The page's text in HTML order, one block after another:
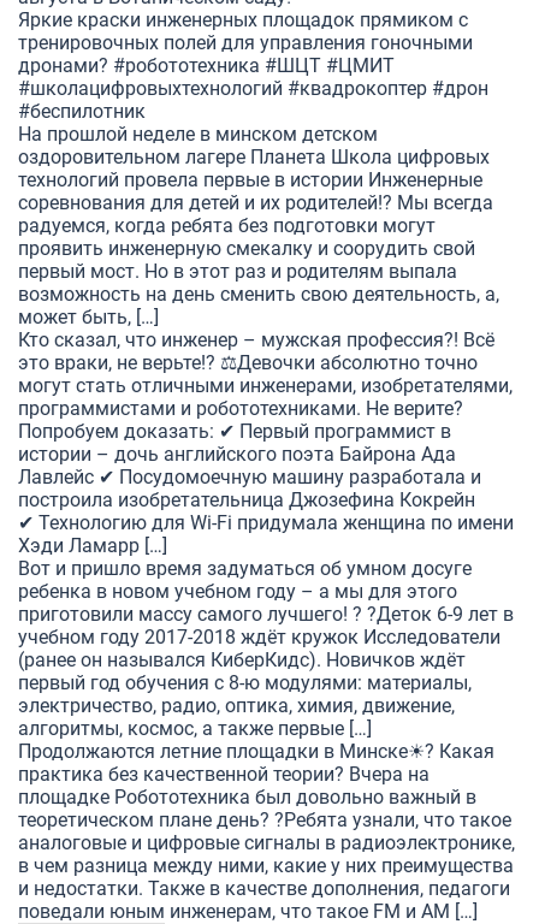
Яркие краски инженерных площадок прямиком с
тренировочных полей для управления гоночными
дронами? #робототехника #ШЦТ #ЦМИТ
#школацифровыхтехнологий #квадрокоптер #дрон
#беспилотник
На прошлой неделе в минском детском
оздоровительном лагере Планета Школа цифровых
технологий провела первые в истории Инженерные
соревнования для детей и их родителей!? Мы всегда
радуемся, когда ребята без подготовки могут
проявить инженерную смекалку и соорудить свой
первый мост. Но в этот раз и родителям выпала
возможность на день сменить свою деятельность, а,
может быть, […]
Кто сказал, что инженер – мужская профессия?! Всё
это враки, не верьте!? ⚖Девочки абсолютно точно
могут стать отличными инженерами, изобретателями,
программистами и робототехниками. Не верите?
Попробуем доказать: ✔ Первый программист в
истории – дочь английского поэта Байрона Ада
Лавлейс ✔ Посудомоечную машину разработала и
построила изобретательница Джозефина Кокрейн
✔ Технологию для Wi-Fi придумала женщина по имени
Хэди Ламарр […]
Вот и пришло время задуматься об умном досуге
ребенка в новом учебном году – а мы для этого
приготовили массу самого лучшего! ? ?Деток 6-9 лет в
учебном году 2017-2018 ждёт кружок Исследователи
(ранее он назывался КиберКидс). Новичков ждёт
первый год обучения с 8-ю модулями: материалы,
электричество, радио, оптика, химия, движение,
алгоритмы, космос, а также первые […]
Продолжаются летние площадки в Минске☀? Какая
практика без качественной теории? Вчера на
площадке Робототехника был довольно важный в
теоретическом плане день? ?Ребята узнали, что такое
аналоговые и цифровые сигналы в радиоэлектронике,
в чем разница между ними, какие у них преимущества
и недостатки. Также в качестве дополнения, педагоги
поведали юным инженерам, что такое FM и AM […]